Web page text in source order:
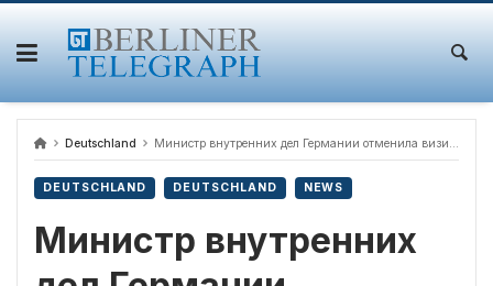
Skip
content
Deutschland Министр внутренних дел Германии отменила визит в Дамаск из-за угрозы теракта
DEUTSCHLAND DEUTSCHLAND NEWS
Министр внутренних